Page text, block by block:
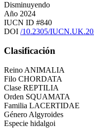
Disminuyendo
Año 2024
IUCN ID #840
DOI /10.2305/
Clasificación
Reino ANIMALIA
Filo CHORDATA
Clase REPTILIA
Orden SQUAMATA
Familia LACERTIDAE
Género Algyroides
Especie hidalgoi